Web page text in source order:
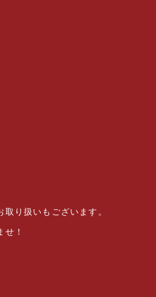
り扱いもございます。
！